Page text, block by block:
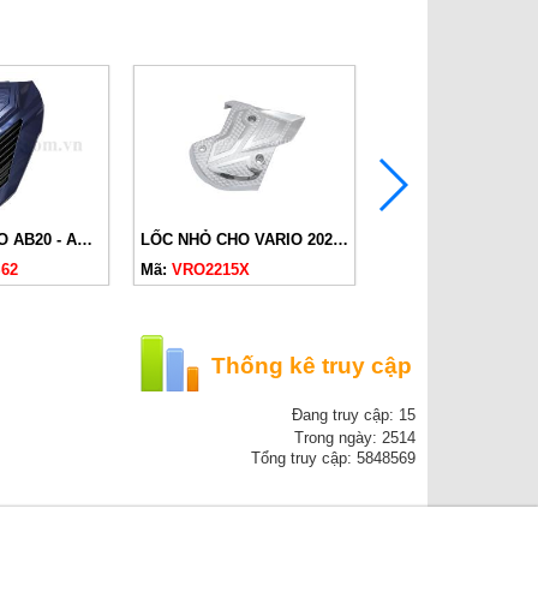
MẶT NẠ Ý CHO AB20 - AB23 XANH DƯƠNG
LỐC NHỎ CHO VARIO 2022 - AB23
Mã: VRO2215X
Thống kê truy cập
Đang truy cập: 15
Trong ngày: 2514
Tổng truy cập: 5848569